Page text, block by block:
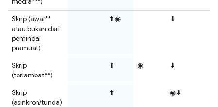
Skrip (awal**
atau bukan dari
pemindai
pramuat)
⬆◉ ⬇
Skrip
(terlambat**)
⬆ ◉ ⬇
Skrip
(asinkron/tunda)
⬆ ◉⬇